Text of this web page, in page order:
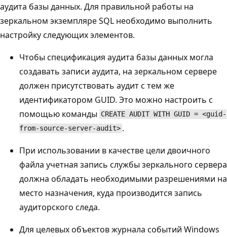
аудита базы данных. Для правильной работы на
зеркальном экземпляре SQL необходимо выполнить
настройку следующих элементов.
Чтобы спецификация аудита базы данных могла
создавать записи аудита, на зеркальном сервере
должен присутствовать аудит с тем же
идентификатором GUID. Это можно настроить с
помощью команды CREATE AUDIT WITH GUID = <guid-
from-source-server-audit> .
При использовании в качестве цели двоичного
файла учетная запись службы зеркального сервера
должна обладать необходимыми разрешениями на
место назначения, куда производится запись
аудиторского следа.
Для целевых объектов журнала событий Windows